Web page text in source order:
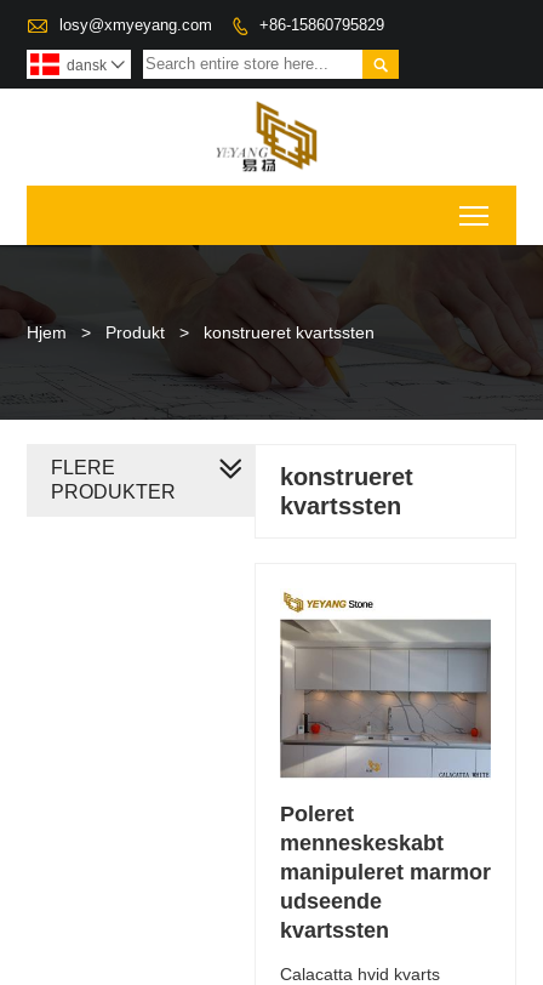
 losy@xmyeyang.com  +86-15860795829

dansk 
Hjem > Produkt > konstrueret kvartssten
konstrueret
kvartssten
Poleret
menneskeskabt
manipuleret marmor
udseende
kvartssten
Calacatta hvid kvarts
FLERE
PRODUKTER